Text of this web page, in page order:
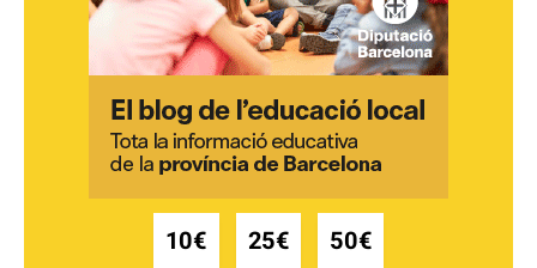
10€ 25€ 50€